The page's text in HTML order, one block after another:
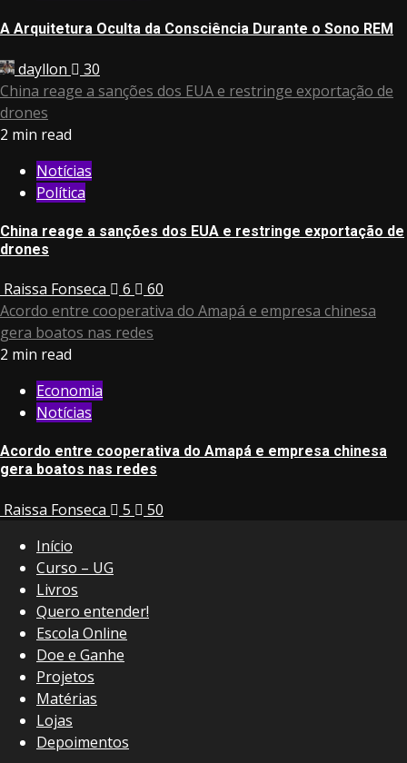
A Arquitetura Oculta da Consciência Durante o Sono REM
dayllon
30
China reage a sanções dos EUA e restringe exportação de
drones
2 min read
Notícias
Política
China reage a sanções dos EUA e restringe exportação de
drones
Raissa Fonseca 6
60
Acordo entre cooperativa do Amapá e empresa chinesa
gera boatos nas redes
2 min read
Economia
Notícias
Acordo entre cooperativa do Amapá e empresa chinesa
gera boatos nas redes
Raissa Fonseca 5
50
Início
Curso – UG
Livros
Quero entender!
Escola Online
Doe e Ganhe
Projetos
Matérias
Lojas
Depoimentos